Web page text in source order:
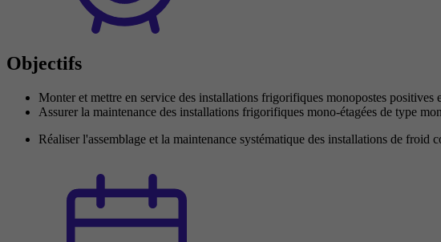
Objectifs
Monter et mettre en service des installations frigorifiques monopostes positives
Assurer la maintenance des installations frigorifiques mono-étagées de type
Réaliser l'assemblage et la maintenance systématique des installations de froid